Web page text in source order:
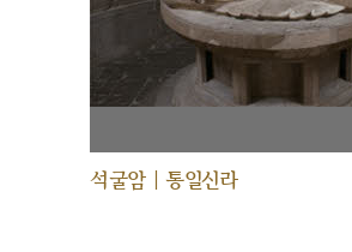
석굴암 | 통일신라